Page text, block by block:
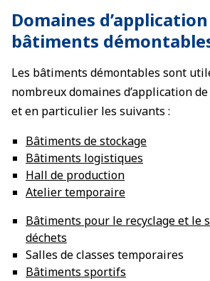
Domaines
bâtiments
Les bâtiments démontables sont
nombreux domaines d’application
et en particulier les suivants :
Bâtiments de stockage
Bâtiments logistiques
Hall de production
Atelier temporaire
Bâtiments pour le recyclage et le
déchets
Salles de classes temporaires
Bâtiments sportifs